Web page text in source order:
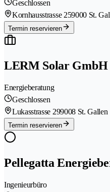
Geschlossen
Kornhausstrasse 259000 St.
Termin reservieren
LERM Solar GmbH
Energieberatung
Geschlossen
Lukasstrasse 299008 St. Gallen
Termin reservieren
Pellegatta
Ingenieurbüro